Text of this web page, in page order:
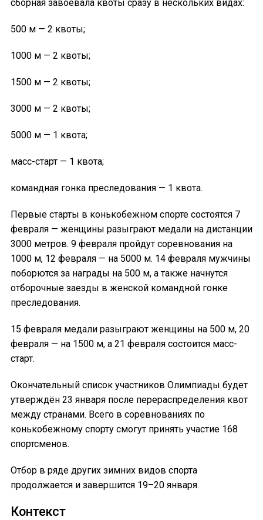
сборная завоевала квоты сразу в нескольких видах:
500 м — 2 квоты;
1000 м — 2 квоты;
1500 м — 2 квоты;
3000 м — 2 квоты;
5000 м — 1 квота;
масс-старт — 1 квота;
командная гонка преследования — 1 квота.
Первые старты в конькобежном спорте состоятся 7
февраля — женщины разыграют медали на дистанции
3000 метров. 9 февраля пройдут соревнования на
1000 м, 12 февраля — на 5000 м. 14 февраля мужчины
поборются за награды на 500 м, а также начнутся
отборочные заезды в женской командной гонке
преследования.
15 февраля медали разыграют женщины на 500 м, 20
февраля — на 1500 м, а 21 февраля состоится масс-
старт.
Окончательный список участников Олимпиады будет
утверждён 23 января после перераспределения квот
между странами. Всего в соревнованиях по
конькобежному спорту смогут принять участие 168
спортсменов.
Отбор в ряде других зимних видов спорта
продолжается и завершится 19–20 января.
Контекст